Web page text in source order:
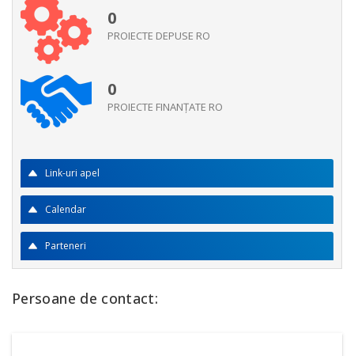
0
PROIECTE DEPUSE RO
0
PROIECTE FINANŢATE RO
Link-uri apel
Calendar
Parteneri
Persoane de contact: